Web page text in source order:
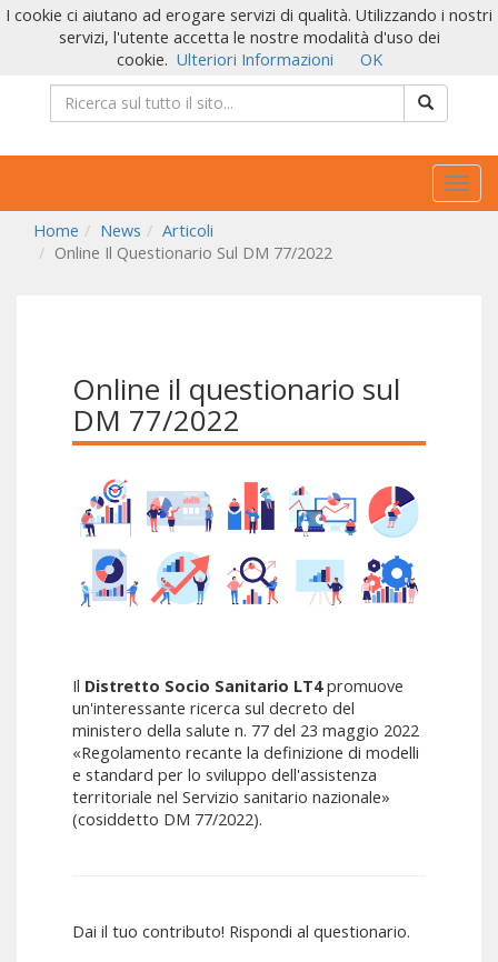
Home
News
Articoli
Online Il Questionario Sul DM 77/2022
Online il questionario sul
DM 77/2022
Il Distretto Socio Sanitario LT4promuove
un'interessante ricerca sul decreto del
ministero della salute n. 77 del 23 maggio 2022
«Regolamento recante la definizione di modelli
e standard per lo sviluppo dell'assistenza
territoriale nel Servizio sanitario nazionale»
(cosiddetto DM 77/2022).
Dai il tuo contributo! Rispondi al questionario.
I cookie ci aiutano ad erogare servizi di qualità. Utilizzando i nostri
servizi, l'utente accetta le nostre modalità d'uso dei
cookie. Ulteriori Informazioni OK